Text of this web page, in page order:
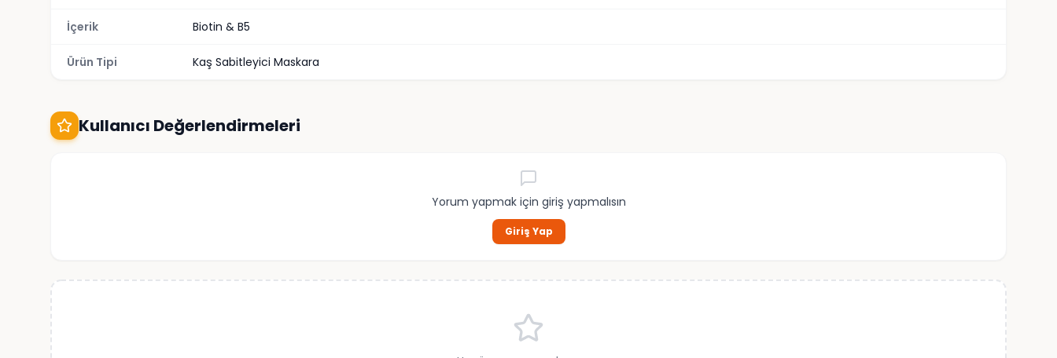
İçerik Biotin & B5
Ürün Tipi Kaş Sabitleyici Maskara
Kullanıcı Değerlendirmeleri
Yorum yapmak için giriş yapmalısın
Giriş Yap